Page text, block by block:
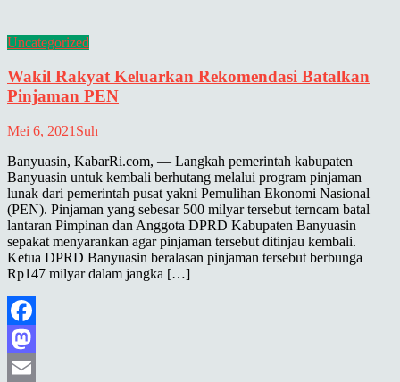
Uncategorized
Wakil Rakyat Keluarkan Rekomendasi Batalkan
Pinjaman PEN
Mei 6, 2021 Suh
Banyuasin, KabarRi.com, — Langkah pemerintah kabupaten
Banyuasin untuk kembali berhutang melalui program pinjaman
lunak dari pemerintah pusat yakni Pemulihan Ekonomi Nasional
(PEN). Pinjaman yang sebesar 500 milyar tersebut terncam batal
lantaran Pimpinan dan Anggota DPRD Kabupaten Banyuasin
sepakat menyarankan agar pinjaman tersebut ditinjau kembali.
Ketua DPRD Banyuasin beralasan pinjaman tersebut berbunga
Rp147 milyar dalam jangka […]
Facebook
Mastodon